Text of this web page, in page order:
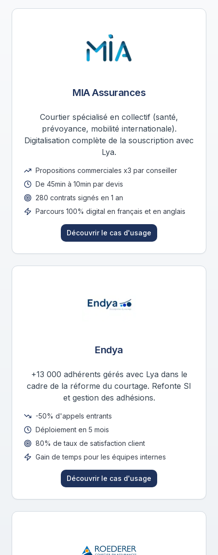
MIA Assurances
Courtier spécialisé en collectif (santé,
prévoyance, mobilité internationale).
Digitalisation complète de la souscription avec
Lya.
Propositions commerciales x3 par conseiller
De 45min à 10min par devis
280 contrats signés en 1 an
Parcours 100% digital en français et en anglais
Découvrir le cas d'usage
Endya
+13 000 adhérents gérés avec Lya dans le
cadre de la réforme du courtage. Refonte SI
et gestion des adhésions.
-50% d'appels entrants
Déploiement en 5 mois
80% de taux de satisfaction client
Gain de temps pour les équipes internes
Découvrir le cas d'usage